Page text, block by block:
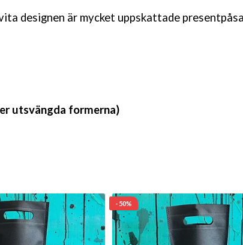
designen är mycket uppskattade
utsvängda formerna)
- 50%